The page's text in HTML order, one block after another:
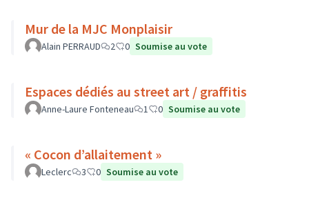
Mur de la MJC Monplaisir
Alain PERRAUD 2 0 Soumise au vote
Espaces dédiés au street art / graffitis
Anne-Laure Fonteneau 1 0 Soumise au vote
« Cocon d’allaitement »
Leclerc 3 0 Soumise au vote